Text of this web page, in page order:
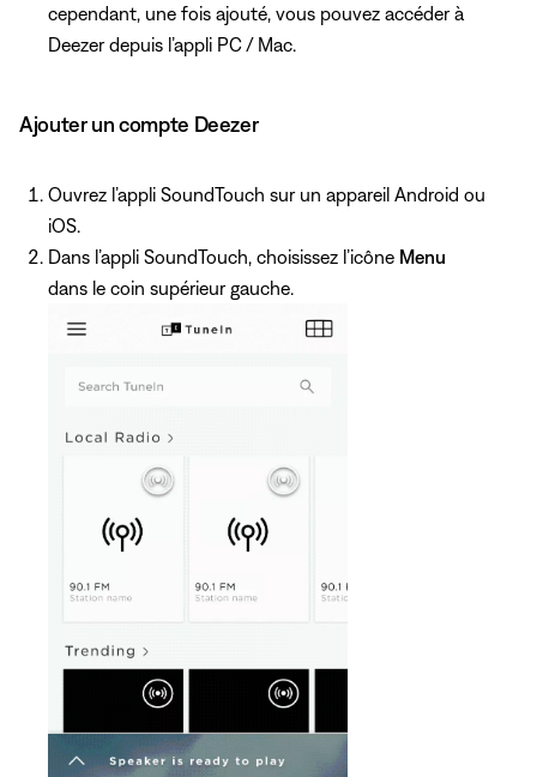
cependant, une fois ajouté, vous pouvez accéder à
Deezer depuis l’appli PC / Mac.
Ajouter un compte Deezer
Ouvrez l’appli SoundTouch sur un appareil Android ou
iOS.
Dans l’appli SoundTouch, choisissez l’icône Menu
dans le coin supérieur gauche.